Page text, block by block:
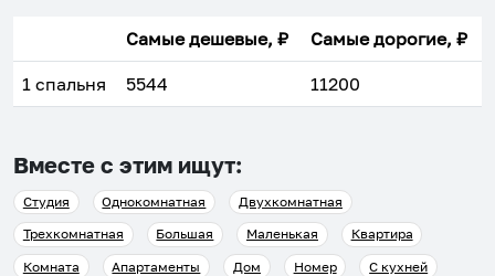
Самые дешевые, ₽ Самые дорогие, ₽
1 спальня 5544 11200
Вместе с этим ищут:
Студия Однокомнатная
Двухкомнатная
Трехкомнатная
Большая Маленькая
Квартира
Комната
Апартаменты Дом Номер
С кухней